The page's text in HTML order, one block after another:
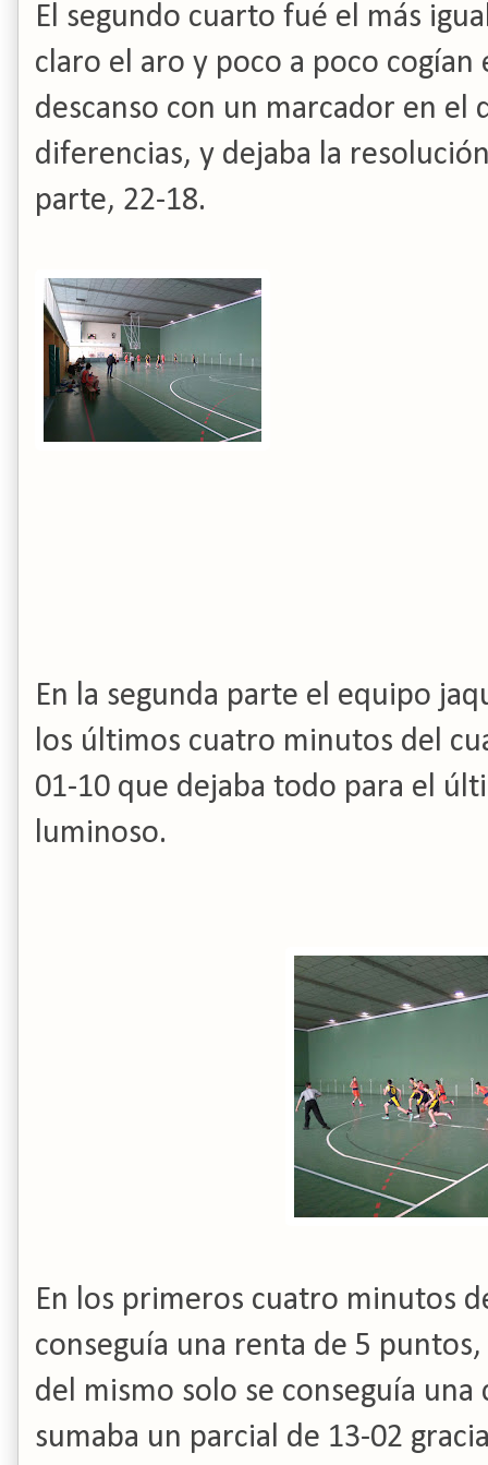
El segundo cuarto fué el más
claro el aro y poco a poco
descanso con un marcador en el
diferencias, y dejaba la
parte, 22-18.
En la segunda parte el equipo
los últimos cuatro minutos del
01-10 que dejaba todo para el
luminoso.
En los primeros cuatro minutos
conseguía una renta de 5
del mismo solo se conseguía
sumaba un parcial de 13-02